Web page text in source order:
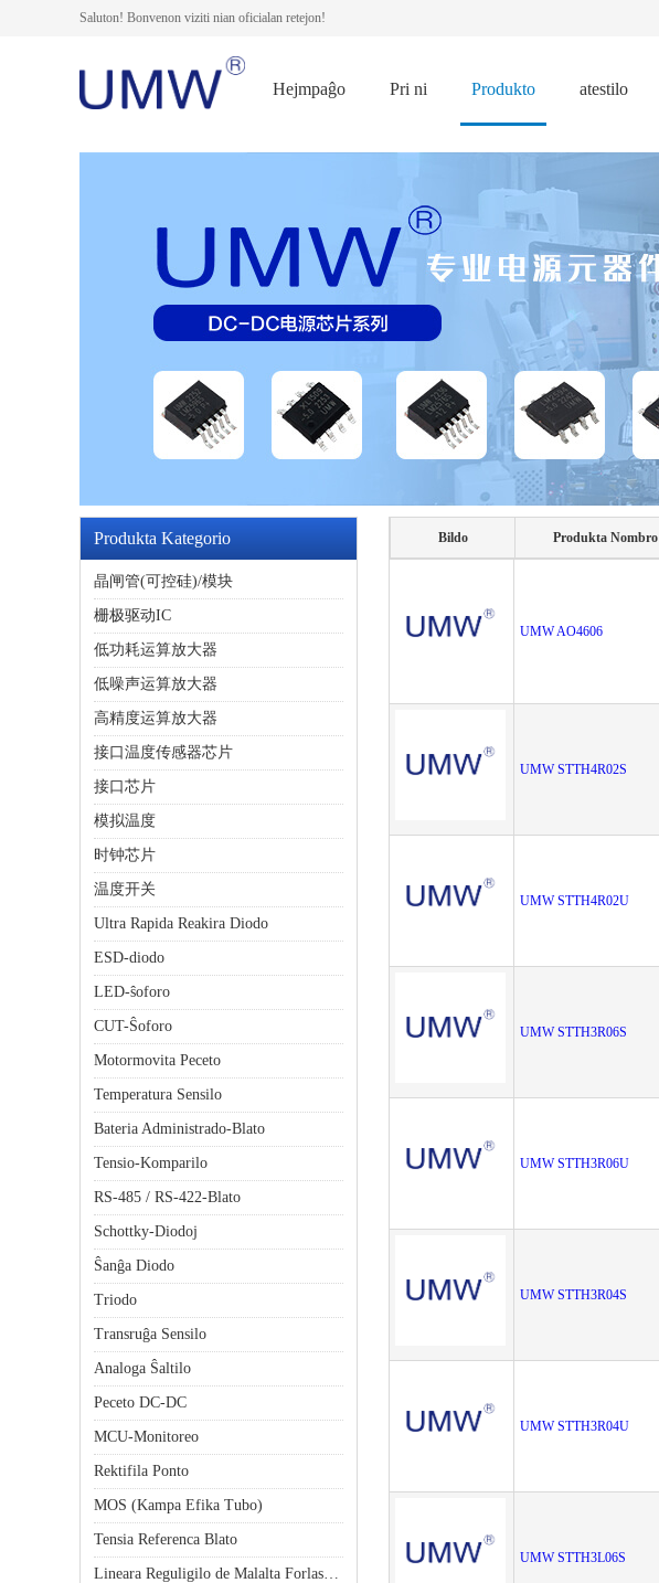
Saluton! Bonvenon viziti nian oficialan retejon!
Hejmpaĝo Pri ni Produkto atestilo
Produkta Kategorio
晶闸管(可控硅)/模块
栅极驱动IC
低功耗运算放大器
低噪声运算放大器
高精度运算放大器
接口温度传感器芯片
接口芯片
模拟温度
时钟芯片
温度开关
Ultra Rapida Reakira Diodo
ESD-diodo
LED-ŝoforo
CUT-Ŝoforo
Motormovita Peceto
Temperatura Sensilo
Bateria Administrado-Blato
Tensio-Komparilo
RS-485 / RS-422-Blato
Schottky-Diodoj
Ŝanĝa Diodo
Triodo
Transruĝa Sensilo
Analoga Ŝaltilo
Peceto DC-DC
MCU-Monitoreo
Rektifila Ponto
MOS (Kampa Efika Tubo)
Tensia Referenca Blato
Lineara Reguligilo de Malalta Forlasado (LDO)
Bildo Produkta Nombro
UMW AO4606
UMW STTH4R02S
UMW STTH4R02U
UMW STTH3R06S
UMW STTH3R06U
UMW STTH3R04S
UMW STTH3R04U
UMW STTH3L06S